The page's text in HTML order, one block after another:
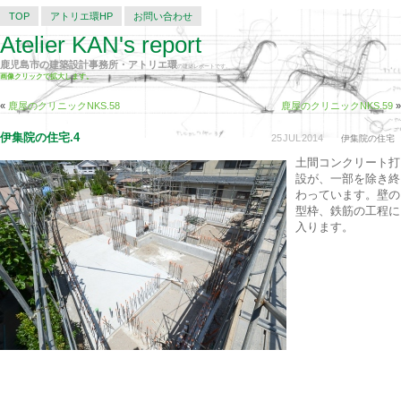
TOP アトリエ環HP お問い合わせ
Atelier KAN's report
鹿児島市の建築設計事務所・アトリエ環の建築レポートです。
画像クリックで拡大します。
« 鹿屋のクリニックNKS.58 鹿屋のクリニックNKS.59 »
25JUL 2014 伊集院の住宅
伊集院の住宅.4
土間コンクリート打
設が、一部を除き終
わっています。壁の
型枠、鉄筋の工程に
入ります。